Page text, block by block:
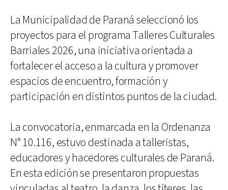
La Municipalidad de Paraná seleccionó los
proyectos para el programa Talleres Culturales
Barriales 2026, una iniciativa orientada a
fortalecer el acceso a la cultura y promover
espacios de encuentro, formación y
participación en distintos puntos de la ciudad.
La convocatoria, enmarcada en la Ordenanza
N° 10.116, estuvo destinada a talleristas,
educadores y hacedores culturales de Paraná.
En esta edición se presentaron propuestas